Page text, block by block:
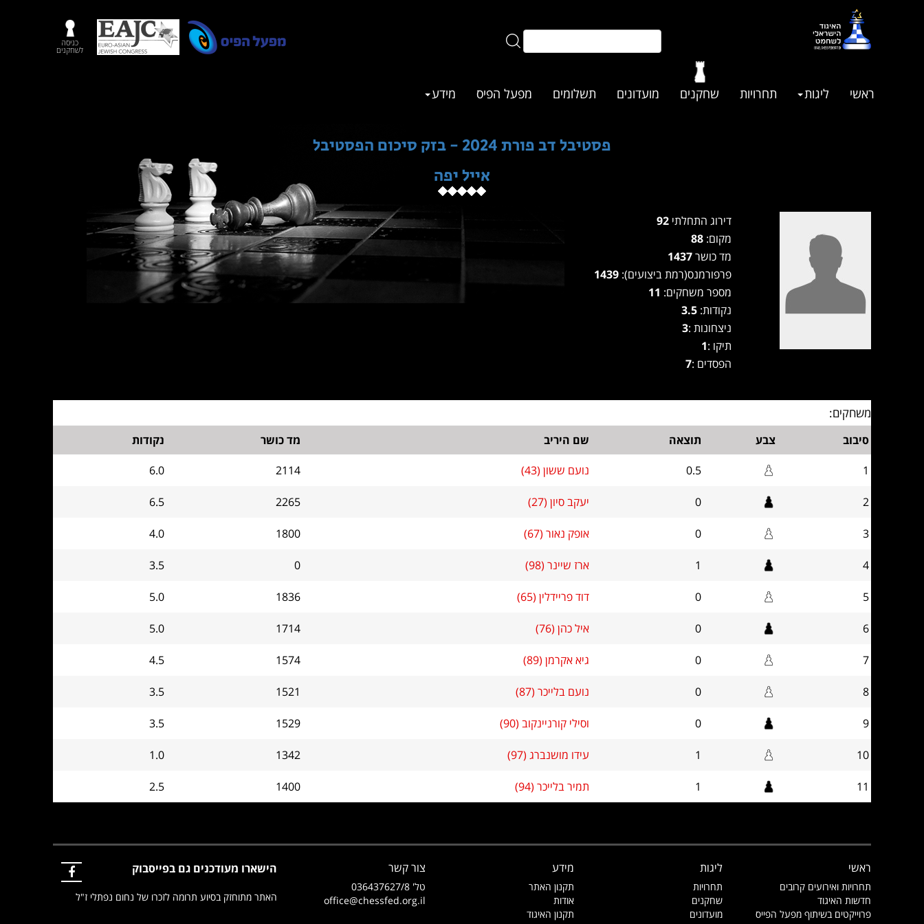
כניסה
לשחקנים
ראשי ליגות תחרויות שחקנים מועדונים תשלומים מפעל הפיס מידע
פסטיבל דב פורת 2024 - בזק סיכום הפסטיבל
אייל יפה
דירוג התחלתי 92
מקום: 88
מד כושר1437
פרפורמנס(רמת ביצועים): 1439
מספר משחקים:
נקודות:3.5
ניצחונות :3
תיקו :1
הפסדים :7
משחקים:
סיבוב צבע תוצאה שם היריב מד כושר
נקודות
1
0.5 נועם ששון (43) 2114
6.0
2
0 יעקב סיון (27) 2265
6.5
3
0 אופק נאור (67) 1800
4.0
4
1 ארז שיינר (98) 0
3.5
5
0 דוד פריידלין (65) 1836
5.0
6
0 איל כהן (76) 1714
5.0
7
0 גיא אקרמן (89) 1574
4.5
8
0 נועם בלייכר (87) 1521
3.5
9
0 וסילי קורניינקוב (90) 1529
3.5
10
1 עידו מושנברג (97) 1342
1.0
11
1 תמיר בלייכר (94) 1400
2.5
ראשי
תחרויות ואירועים קרובים
חדשות האיגוד
פרוייקטים בשיתוף מפעל הפייס
ליגות
תחרויות
שחקנים
מועדונים
מידע
תקנון האתר
אודות
תקנון האיגוד
צור קשר
טל' 036437627/8
office@chessfed.org.il
הישארו מעודכנים גם בפייסבוק
האתר מתוחזק בסיוע תרומה לזכרו של נחום נפתלי ז"ל